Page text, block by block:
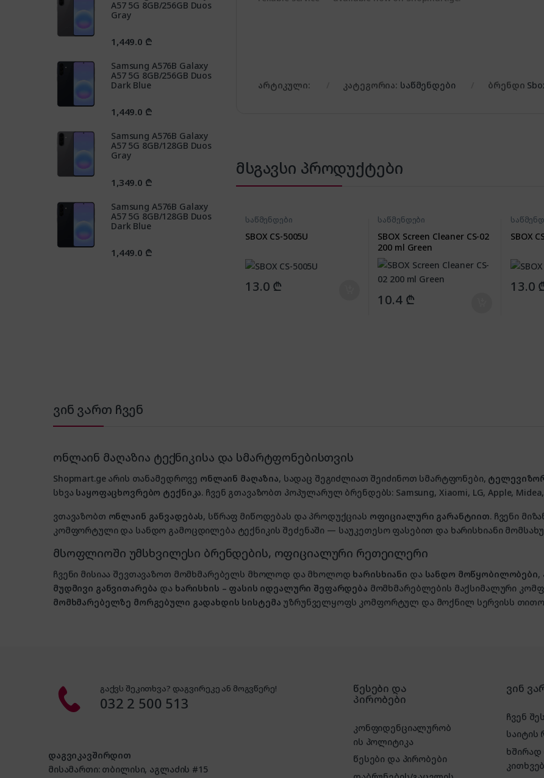
არტიკული: კატეგორია: საწმენდები ბრენდი
მსგავსი პროდუქტები
საწმენდები
SBOX CS-5005U
13.0 ₾
საწმენდები
SBOX Screen Cleaner CS-02
200 ml Green
10.4 ₾
SBOX
13.0
A57 5G 8GB/256GB Duos
Gray
1,449.0 ₾
Samsung A576B Galaxy
A57 5G 8GB/256GB Duos
Dark Blue
1,449.0 ₾
Samsung A576B Galaxy
A57 5G 8GB/128GB Duos
Gray
1,349.0 ₾
Samsung A576B Galaxy
A57 5G 8GB/128GB Duos
Dark Blue
1,449.0 ₾
ვინ ვართ ჩვენ
ონლაინ მაღაზია ტექნიკისა და სმარტფონებისთვის
Shopmart.ge არის თანამედროვე ონლაინ მაღაზია, სადაც შეგიძლიათ შეიძინოთ სმარტფონები,
სხვა საყოფაცხოვრებო ტექნიკა. ჩვენ გთავაზობთ პოპულარულ ბრენდებს: Samsung, Xiaomi, LG, Apple,
ვთავაზობთ ონლაინ განვადებას, სწრაფ მიწოდებას და პროდუქციას ოფიციალური გარანტიით. ჩვენი
კომფორტული და სანდო გამოცდილება ტექნიკის შეძენაში — საუკეთესო ფასებით და ხარისხიანი
მსოფლიოში უმსხვილესი ბრენდების, ოფიციალური რეთეილერი
ჩვენი მისიაა შევთავაზოთ მომხმარებელს მხოლოდ და მხოლოდ ხარისხიანი და სანდო მოწყობილობები,
მუდმივი განვითარება და ხარისხის – ფასის იდეალური შეფარდება მომხმარებლების მაქსიმალური
მომხმარებელზე მორგებული გადახდის სისტემა უზრუნველყოფს კომფორტულ და მოქნილ სერვისს
გაქვს შეკითხვა? დაგვირეკე ან მოგვწერე!
032 2 500 513
დაგვიკავშირდით
მისამართი: თბილისი, აგლაძის #15
წესები და
პირობები
კონფიდენციალურობ
ის პოლიტიკა
წესები და პირობები
ვინ
ჩვენ
საიტის